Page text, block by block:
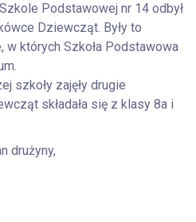
Podstawowej nr 14 odbył
Dziewcząt. Były to
w których Szkoła Podstawowa
szkoły zajęły drugie
składała się z klasy 8a i
drużyny,